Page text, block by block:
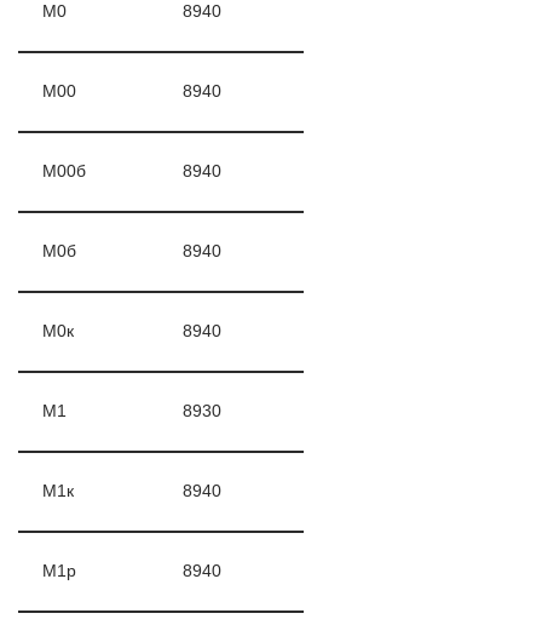
М0 8940
М00 8940
М00б 8940
М0б 8940
М0к 8940
М1 8930
М1к 8940
М1р 8940